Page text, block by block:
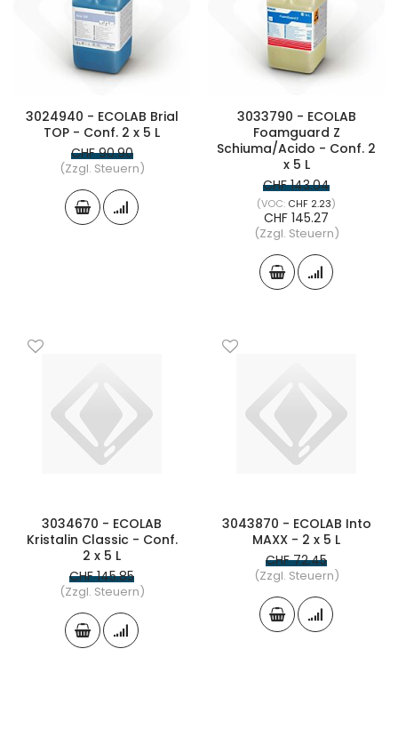
3024940 - ECOLAB Brial
TOP - Conf. 2 x 5 L
CHF 90.90
(Zzgl. Steuern)
3033790 - ECOLAB
Foamguard Z
Schiuma/Acido - Conf. 2
x 5 L
CHF 143.04
CHF 2.23
CHF 145.27
(Zzgl. Steuern)
3034670 - ECOLAB
Kristalin Classic - Conf.
2 x 5 L
CHF 145.85
(Zzgl. Steuern)
3043870 - ECOLAB Into
MAXX - 2 x 5 L
CHF 72.45
(Zzgl. Steuern)